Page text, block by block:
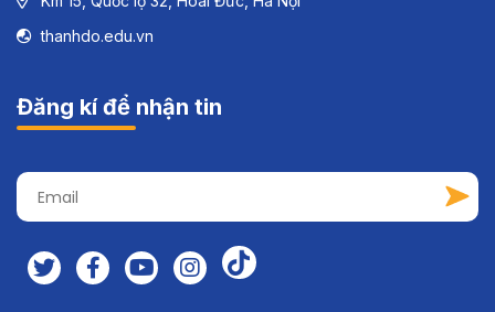
thanhdo.edu.vn
Đăng kí để nhận tin